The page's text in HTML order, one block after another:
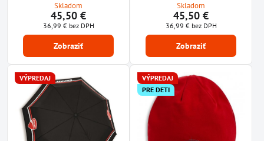
Skladom
45,50 €
36,99 € bez DPH
Zobraziť
Skladom
45,50 €
36,99 € bez DPH
Zobraziť
VÝPREDAJ
VÝPREDAJ
PRE DETI